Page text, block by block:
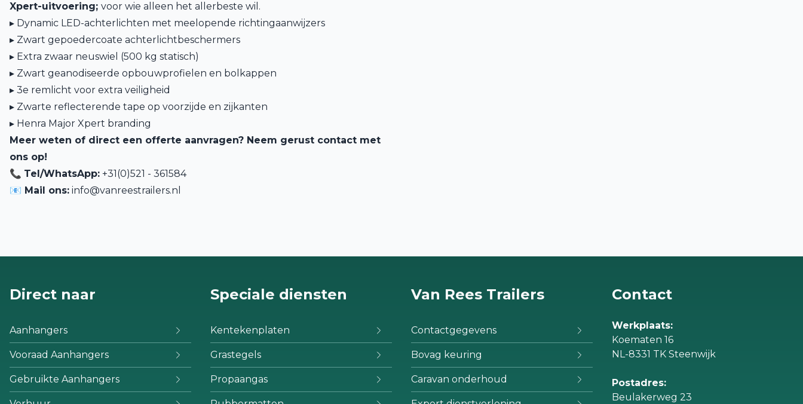
Xpert-uitvoering; voor wie alleen het allerbeste wil.
▸ Dynamic LED-achterlichten met meelopende richtingaanwijzers
▸ Zwart gepoedercoate achterlichtbeschermers
▸ Extra zwaar neuswiel (500 kg statisch)
▸ Zwart geanodiseerde opbouwprofielen en bolkappen
▸ 3e remlicht voor extra veiligheid
▸ Zwarte reflecterende tape op voorzijde en zijkanten
▸ Henra Major Xpert branding
Meer weten of direct een offerte aanvragen? Neem gerust contact met
ons op!
📞 Tel/WhatsApp: +31(0)521 - 361584
📧 Mail ons: info@vanreestrailers.nl
Direct naar
Aanhangers
Vooraad Aanhangers
Gebruikte Aanhangers
Speciale diensten
Kentekenplaten
Grastegels
Propaangas
Van Rees Trailers
Contactgegevens
Bovag keuring
Caravan onderhoud
Contact
Werkplaats:
Koematen 16
NL-8331 TK Steenwijk
Postadres:
Beulakerweg 23